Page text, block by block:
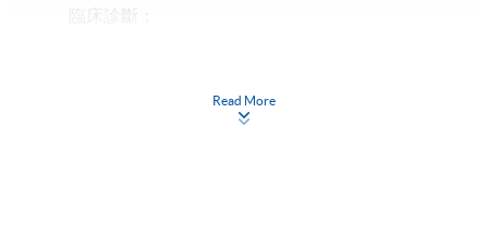
臨床診斷；
Read More